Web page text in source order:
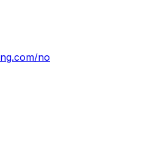
no